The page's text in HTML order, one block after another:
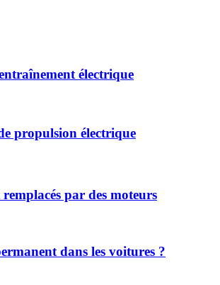
électrique
propulsion électrique
par des moteurs
dans les voitures ?